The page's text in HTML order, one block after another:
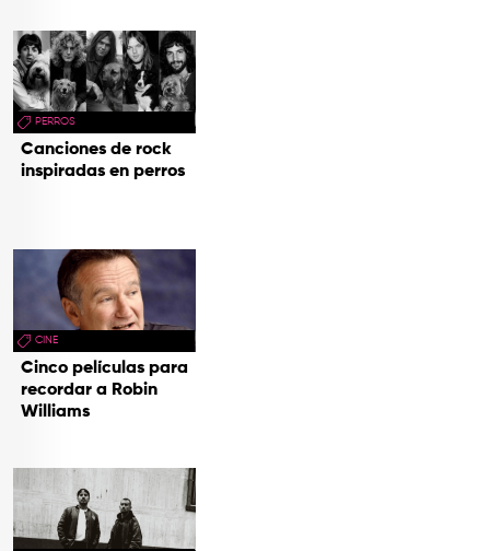
PERROS
Canciones de rock
inspiradas en perros
CINE
Cinco películas para
recordar a Robin
Williams